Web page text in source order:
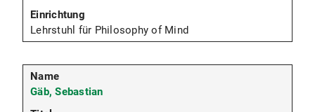
Lehrstuhl für Philosophy of Mind
Gäb, Sebastian